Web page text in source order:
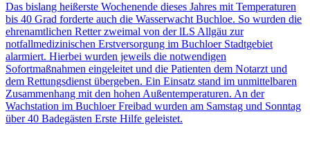
Das bislang heißerste Wochenende dieses Jahres mit Temperaturen
bis 40 Grad forderte auch die Wasserwacht Buchloe. So wurden die
ehrenamtlichen Retter zweimal von der lLS Allgäu zur
notfallmedizinischen Erstversorgung im Buchloer Stadtgebiet
alarmiert. Hierbei wurden jeweils die notwendigen
Sofortmaßnahmen eingeleitet und die Patienten dem Notarzt und
dem Rettungsdienst übergeben. Ein Einsatz stand im unmittelbaren
Zusammenhang mit den hohen Außentemperaturen. An der
Wachstation im Buchloer Freibad wurden am Samstag und Sonntag
über 40 Badegästen Erste Hilfe geleistet.